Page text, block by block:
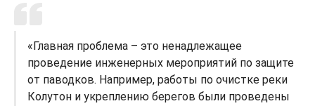
«Главная проблема – это ненадлежащее
проведение инженерных мероприятий по защите
от паводков. Например, работы по очистке реки
Колутон и укреплению берегов были проведены